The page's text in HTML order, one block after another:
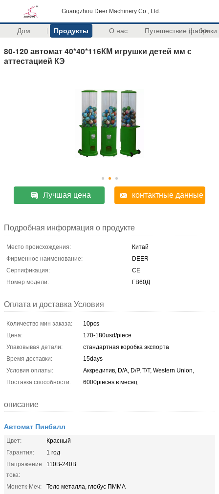
Guangzhou Deer Machinery Co., Ltd.
Дом Продукты О нас Путешествие фабрики
>>
80-120 автомат 40*40*116КМ игрушки детей мм с
аттестацией КЭ
Лучшая цена контактные данные
Подробная информация о продукте
Место происхождения:
Китай
Фирменное наименование:
DEER
Сертификация:
CE
Номер модели:
ГВ60Д
Оплата и доставка Условия
Количество мин заказа:
10pcs
Цена:
170-180usd/piece
Упаковывая детали:
стандартная коробка экспорта
Время доставки:
15days
Условия оплаты:
Аккредитив, D/A, D/P, T/T, Western Union,
Поставка способности:
6000pieces в месяц
описание
Автомат Пинбалл
Цвет:
Красный
Гарантия:
1 год
Напряжение
тока:
110В-240В
Монетк-Меч:
Тело металла, глобус ПММА